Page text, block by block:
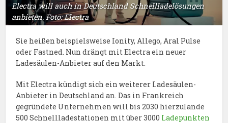
Electra will auch in Deutschland Schnellladelösungen
anbieten. Foto: Electra
Sie heißen beispielsweise Ionity, Allego, Aral Pulse
oder Fastned. Nun drängt mit Electra ein neuer
Ladesäulen-Anbieter auf den Markt.
Mit Electra kündigt sich ein weiterer Ladesäulen-
Anbieter in Deutschland an. Das in Frankreich
gegründete Unternehmen will bis 2030 hierzulande
500 Schnellladestationen mit über 3000 Ladepunkten